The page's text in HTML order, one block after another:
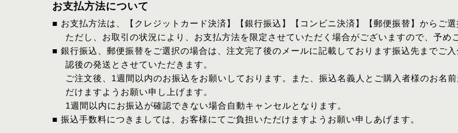
お支払方法について
■ お支払方法は、【クレジットカード決済】【銀行振込】【コンビニ決済】【郵便振替】からご
ただし、お取引の状況により、お支払方法を限定させていただく場合がございますので、予め
■ 銀行振込、郵便振替をご選択の場合は、注文完了後のメールに記載しております振込先までご
認後の発送とさせていただきます。
ご注文後、1週間以内のお振込をお願いしております。また、振込名義人とご購入者様のお名
だけますようお願い申し上げます。
1週間以内にお振込が確認できない場合自動キャンセルとなります。
■ 振込手数料につきましては、お客様にてご負担いただけますようお願い申しあげます。